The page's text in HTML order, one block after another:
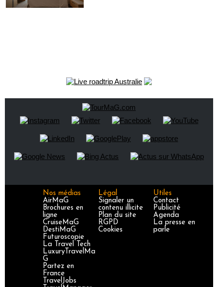
Nos médias
AirMaG
Brochures en
ligne
CruiseMaG
DestiMaG
Futuroscopie
La Travel Tech
LuxuryTravelMa
G
Partez en
France
TravelJobs
Légal
Signaler un
contenu illicite
Plan du site
RGPD
Cookies
Utiles
Contact
Publicité
Agenda
La presse en
parle